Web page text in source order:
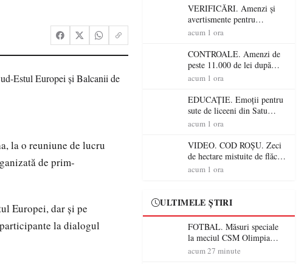
la o reuniune de lucru
de prim-
Europei, dar și pe
la dialogul
avertismente clare pentru
suporteri
VERIFICĂRI. Amenzi și
avertismente pentru
crescătorii de animale din
controale în toate
gospodăriile și face apel la
respectarea legii
acum 1 ora
CONTROALE. Amenzi de
peste 11.000 de lei după
controalele DSVSA Satu
cantină, sancționate pentru
nereguli
acum 1 ora
EDUCAȚIE. Emoții pentru
sute de liceeni din Satu
Mare! Începe BAC-ul de
acum 1 ora
VIDEO. COD ROȘU. Zeci
de hectare mistuite de flăcări
în Satu Mare! Pompierii au
salva o pădure de la dezastru
acum 1 ora
ULTIMELE ȘTIRI
FOTBAL. Măsuri speciale
la meciul CSM Olimpia
Satu Mare – CSM Reșița!
acum 27 minute